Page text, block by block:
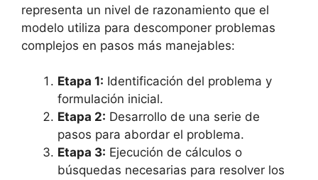
representa un nivel de razonamiento que el
modelo utiliza para descomponer problemas
complejos en pasos más manejables:
Etapa 1: Identificación del problema y
formulación inicial.
Etapa 2: Desarrollo de una serie de
pasos para abordar el problema.
Etapa 3: Ejecución de cálculos o
búsquedas necesarias para resolver los